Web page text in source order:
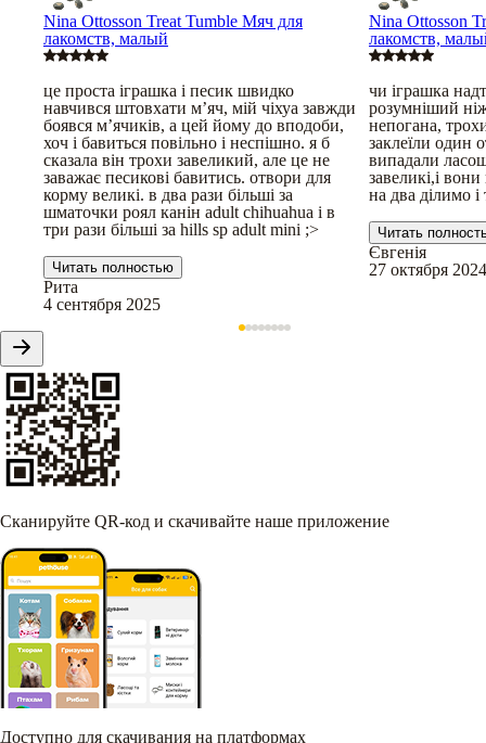
Nina Ottosson Treat Tumble Мяч для
лакомств, малый
це проста іграшка і песик швидко
навчився штовхати мʼяч, мій чіхуа завжди
боявся мʼячиків, а цей йому до вподоби,
хоч і бавиться повільно і неспішно. я б
сказала він трохи завеликий, але це не
заважає песикові бавитись. отвори для
корму великі. в два рази більші за
шматочки роял канін adult chihuahua і в
три рази більші за hills sp adult mini ;>
Читать полностью
Рита
4 сентября 2025
Nina Ottosson
лакомств,
чи іграшка
розумніший
непогана,
заклеїли один
випадали
завеликі,і
на два ділимо і
Читать
Євгенія
27 октября 2024
Сканируйте QR-код и скачивайте наше приложение
Доступно для скачивания на платформах